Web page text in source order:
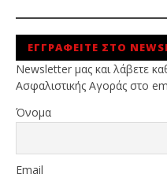
ΕΓΓΡΑΦΕΙΤΕ ΣΤΟ
Newsletter μας και λάβετε
Ασφαλιστικής Αγοράς στο
Όνομα
Email